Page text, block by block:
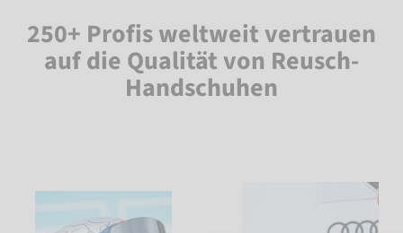
250+ Profis weltweit vertrauen
auf die Qualität von Reusch-
Handschuhen